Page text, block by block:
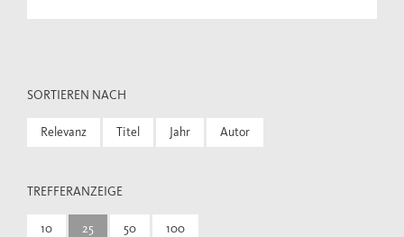
SORTIEREN NACH
Relevanz Titel Jahr Autor
TREFFERANZEIGE
10 25 50 100